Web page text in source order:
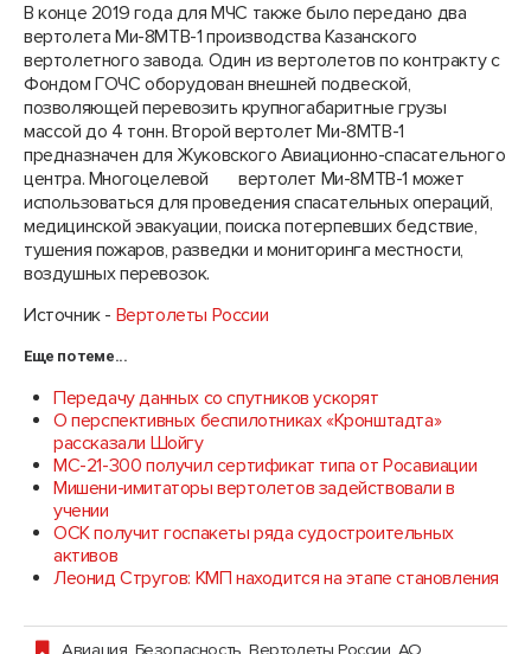
В конце 2019 года для МЧС также было передано два
вертолета Ми-8МТВ-1 производства Казанского
вертолетного завода. Один из вертолетов по контракту с
Фондом ГОЧС оборудован внешней подвеской,
позволяющей перевозить крупногабаритные грузы
массой до 4 тонн. Второй вертолет Ми-8МТВ-1
предназначен для Жуковского Авиационно-спасательного
центра. Многоцелевой вертолет Ми-8МТВ-1 может
использоваться для проведения спасательных операций,
медицинской эвакуации, поиска потерпевших бедствие,
тушения пожаров, разведки и мониторинга местности,
воздушных перевозок.
Источник - Вертолеты России
Еще по теме...
Передачу данных со спутников ускорят
О перспективных беспилотниках «Кронштадта»
рассказали Шойгу
МС-21-300 получил сертификат типа от Росавиации
Мишени-имитаторы вертолетов задействовали в
учении
ОСК получит госпакеты ряда судостроительных
активов
Леонид Стругов: КМП находится на этапе становления
Авиация Безопасность ,Вертолеты России, АО